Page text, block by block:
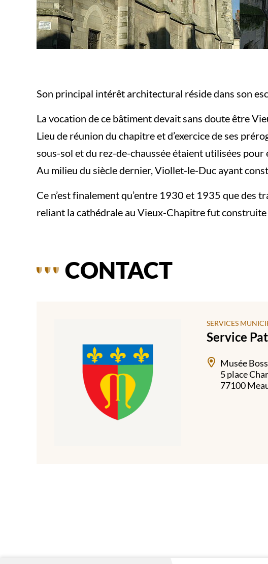
Son principal intérêt architectural réside dans son
La vocation de ce bâtiment devait sans doute être
Lieu de réunion du chapitre et d’exercice de ses
sous-sol et du rez-de-chaussée étaient utilisées
Au milieu du siècle dernier, Viollet-le-Duc ayant
Ce n’est finalement qu’entre 1930 et 1935 que des
reliant la cathédrale au Vieux-Chapitre fut
CONTACT
SERVICES
Service
Musée
5 place
77100